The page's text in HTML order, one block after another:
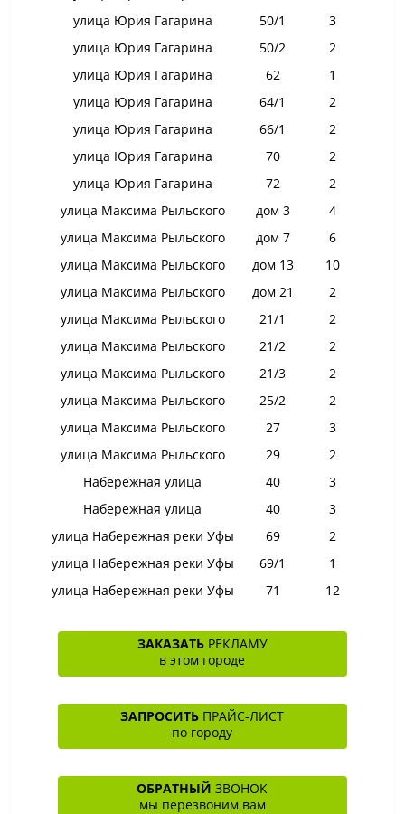
улица Юрия Гагарина
50/1
3
улица Юрия Гагарина
50/2
2
улица Юрия Гагарина
62
1
улица Юрия Гагарина
64/1
2
улица Юрия Гагарина
66/1
2
улица Юрия Гагарина
70
2
улица Юрия Гагарина
72
2
улица Максима Рыльского
дом 3
4
улица Максима Рыльского
дом 7
6
улица Максима Рыльского
дом 13
10
улица Максима Рыльского
дом 21
2
улица Максима Рыльского
21/1
2
улица Максима Рыльского
21/2
2
улица Максима Рыльского
21/3
2
улица Максима Рыльского
25/2
2
улица Максима Рыльского
27
3
улица Максима Рыльского
29
2
Набережная улица
40
3
Набережная улица
40
3
улица Набережная реки Уфы
69
2
улица Набережная реки Уфы
69/1
1
улица Набережная реки Уфы
71 12
ЗАКАЗАТЬРЕКЛАМУ
в этом городе
ЗАПРОСИТЬ ПРАЙС-ЛИСТ
по городу
ОБРАТНЫЙ ЗВОНОК
мы перезвоним вам